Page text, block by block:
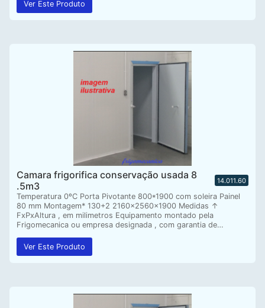
Ver Este Produto
Camara frigorifica conservação usada 8
.5m3
14.011.60
Temperatura 0ºC Porta Pivotante 800*1900 com soleira Painel
80 mm Montagem* 130+2 2160x2560x1900 Medidas ↑
FxPxAltura , em milimetros Equipamento montado pela
Frigomecanica ou empresa designada , com garantia de…
Ver Este Produto